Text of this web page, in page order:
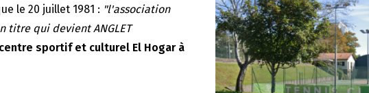
le 20 juillet 1981 : "l'association
titre qui devient ANGLET
centre sportif et culturel El Hogar à